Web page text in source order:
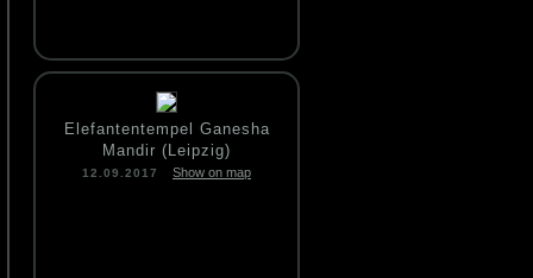
Elefantentempel Ganesha
Mandir (Leipzig)
12.09.2017 Show on map